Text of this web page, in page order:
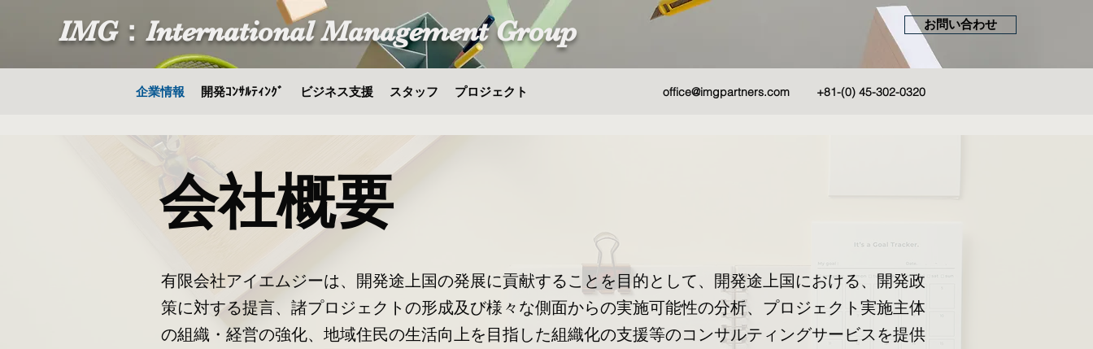
IMG：International Management Group お問い合わせ
企業情報 開発ｺﾝｻﾙﾃｨﾝｸﾞ ビジネス支援 スタッフ プロジェクト office@imgpartners.com +81-(0) 45-302-0320
会社概要
有限会社アイエムジーは、開発途上国の発展に貢献することを目的として、開発途上国における、開発政
策に対する提言、諸プロジェクトの形成及び様々な側面からの実施可能性の分析、プロジェクト実施主体
の組織・経営の強化、地域住民の生活向上を目指した組織化の支援等のコンサルティングサービスを提供